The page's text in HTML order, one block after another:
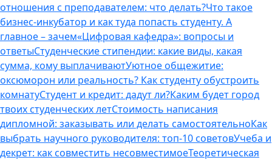
отношения с преподавателем: что делать?Что такое
бизнес-инкубатор и как туда попасть студенту. А
главное – зачем«Цифровая кафедра»: вопросы и
ответыСтуденческие стипендии: какие виды, какая
сумма, кому выплачиваютУютное общежитие:
оксюморон или реальность? Как студенту обустроить
комнатуСтудент и кредит: дадут ли?Каким будет город
твоих студенческих летСтоимость написания
дипломной: заказывать или делать самостоятельноКак
выбрать научного руководителя: топ-10 советовУчеба и
декрет: как совместить несовместимоеТеоретическая